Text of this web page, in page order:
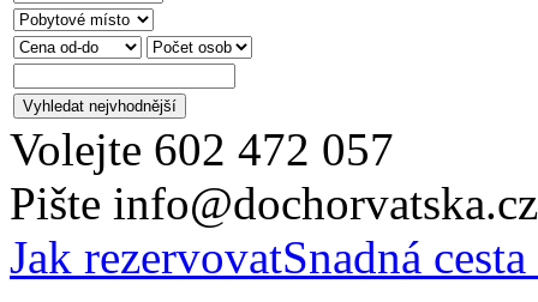
Volejte 602 472 057
Pište info@dochorvatska.cz
Jak rezervovatSnadná